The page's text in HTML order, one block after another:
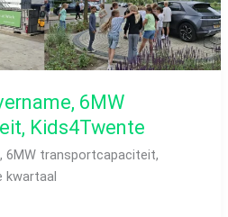
6MW
Kids4Twente
6MW transportcapaciteit,
kwartaal